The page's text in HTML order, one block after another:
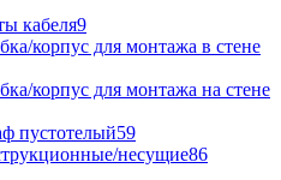
кабеля9
корпус для монтажа в стене
корпус для монтажа на стене
пустотелый59
несущие86